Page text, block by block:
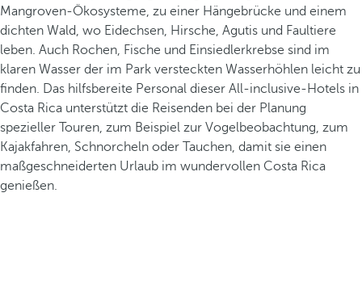
Mangroven-Ökosysteme, zu einer Hängebrücke und einem
dichten Wald, wo Eidechsen, Hirsche, Agutis und Faultiere
leben. Auch Rochen, Fische und Einsiedlerkrebse sind im
klaren Wasser der im Park versteckten Wasserhöhlen leicht zu
finden. Das hilfsbereite Personal dieser All-inclusive-Hotels in
Costa Rica unterstützt die Reisenden bei der Planung
spezieller Touren, zum Beispiel zur Vogelbeobachtung, zum
Kajakfahren, Schnorcheln oder Tauchen, damit sie einen
maßgeschneiderten Urlaub im wundervollen Costa Rica
genießen.